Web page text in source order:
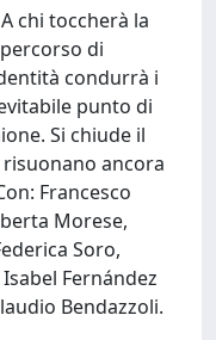
chi toccherà la
di
condurrà i
punto di
Si chiude il
ancora
Francesco
Morese,
Soro,
Fernández
Bendazzoli.